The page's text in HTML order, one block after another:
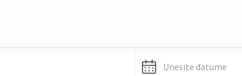
Unesite datume